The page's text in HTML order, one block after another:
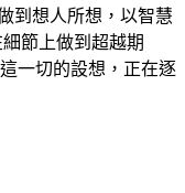
到想人所想，以智慧
節上做到超越期
一切的設想，正在逐